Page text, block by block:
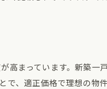
高まっています。新築一
、適正価格で理想の物